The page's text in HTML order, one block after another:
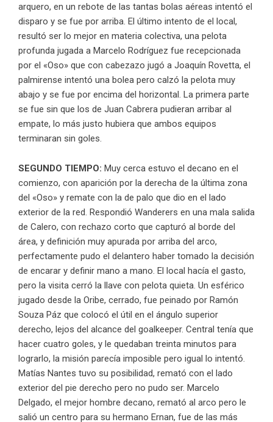
arquero, en un rebote de las tantas bolas aéreas intentó el
disparo y se fue por arriba. El último intento de el local,
resultó ser lo mejor en materia colectiva, una pelota
profunda jugada a Marcelo Rodríguez fue recepcionada
por el «Oso» que con cabezazo jugó a Joaquín Rovetta, el
palmirense intentó una bolea pero calzó la pelota muy
abajo y se fue por encima del horizontal. La primera parte
se fue sin que los de Juan Cabrera pudieran arribar al
empate, lo más justo hubiera que ambos equipos
terminaran sin goles.
SEGUNDO TIEMPO: Muy cerca estuvo el decano en el
comienzo, con aparición por la derecha de la última zona
del «Oso» y remate con la de palo que dio en el lado
exterior de la red. Respondió Wanderers en una mala salida
de Calero, con rechazo corto que capturó al borde del
área, y definición muy apurada por arriba del arco,
perfectamente pudo el delantero haber tomado la decisión
de encarar y definir mano a mano. El local hacía el gasto,
pero la visita cerró la llave con pelota quieta. Un esférico
jugado desde la Oribe, cerrado, fue peinado por Ramón
Souza Páz que colocó el útil en el ángulo superior
derecho, lejos del alcance del goalkeeper. Central tenía que
hacer cuatro goles, y le quedaban treinta minutos para
lograrlo, la misión parecía imposible pero igual lo intentó.
Matías Nantes tuvo su posibilidad, remató con el lado
exterior del pie derecho pero no pudo ser. Marcelo
Delgado, el mejor hombre decano, remató al arco pero le
salió un centro para su hermano Ernan, fue de las más